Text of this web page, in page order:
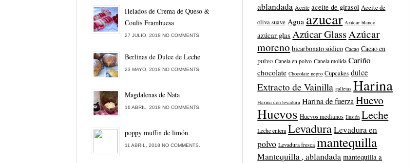
Helados de Crema de Queso &
Coulis Frambuesa
27 JULIO, 2018 NO COMMENTS.
Berlinas de Dulce de Leche
23 MAYO, 2018 NO COMMENTS.
Magdalenas de Nata
16 ABRIL, 2018 NO COMMENTS.
poppy muffin de limón
11 ABRIL, 2018 NO COMMENTS.
ablandada Aceite aceite de girasol Aceite de
oliva suave Agua azucar Azúcar blanco
azúcar glas Azúcar GlassAzúcar
moreno bicarbonato sódico Cacao Cacao en
polvo Canela en polvo Canela molida Cariño
chocolate Chocolate negro Cupcakes dulce
Extracto de Vainilla galletas Harina
Harina con levadura Harina de fuerzaHuevo
Huevos Huevos medianos Ilusión Leche
Leche entera LevaduraLevadura en
polvo Levadura fresca mantequilla
Mantequilla , ablandada mantequilla a